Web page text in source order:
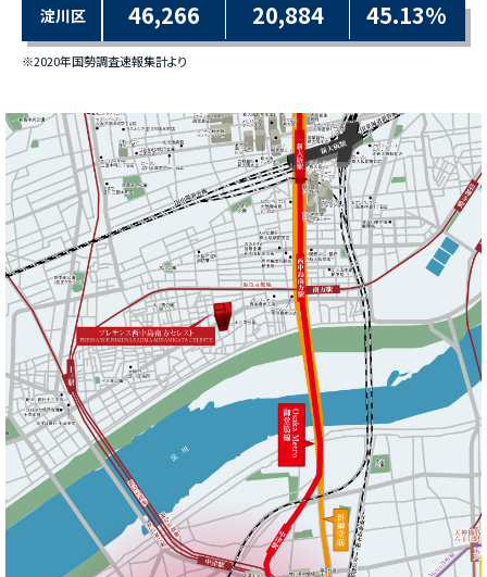
淀川区 46,266 20,884 45.13%
※2020年国勢調査速報集計より